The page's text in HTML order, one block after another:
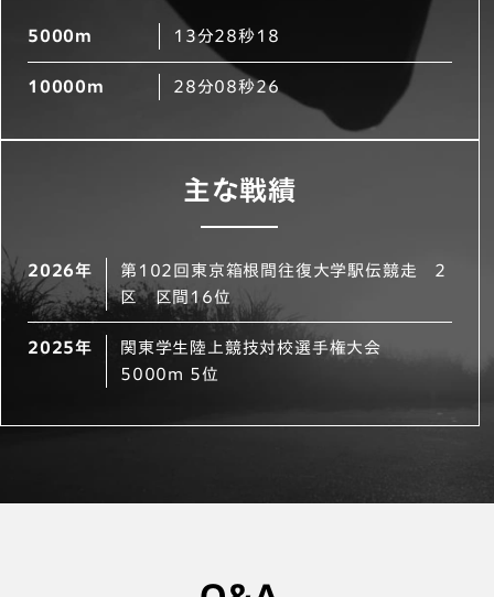
5000m 13分28秒18
10000m 28分08秒26
主な戦績
2026年
第102回東京箱根間往復大学駅伝競走 2
区 区間16位
2025年
関東学生陸上競技対校選手権大会
5000m 5位